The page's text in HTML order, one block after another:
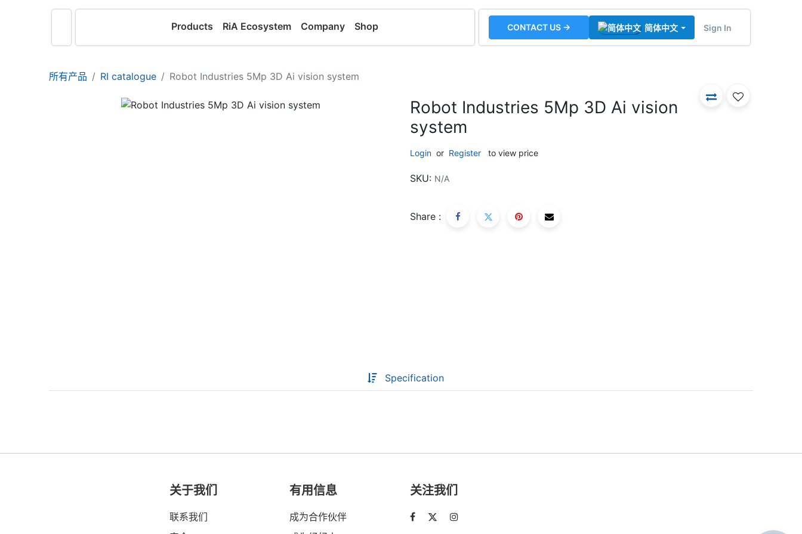
Products RiA Ecosystem Company Shop CONTACT US → 简体中文 Sign In
所有产品 RI catalogue Robot Industries 5Mp 3D Ai vision system
Robot Industries 5Mp 3D Ai vision
system
Login or Register to view price
SKU: N/A
Share :
Specification
关于我们
联系我们
有用信息
成为合作伙伴
关注我们
o singură soluție
Scalabil de la 1 robot la zeci de unități